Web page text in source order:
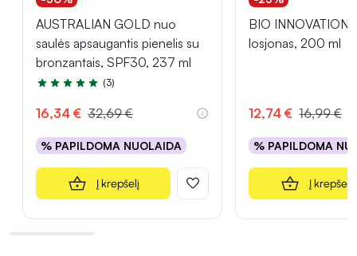
AUSTRALIAN GOLD nuo
saulės apsaugantis pienelis su
bronzantais, SPF30, 237 ml
Įvertinimas 5.0 iš 5
(3)
16,34 € 32,69 €
% PAPILDOMA NUOLAIDA
Į krepšelį
BIO INNOVATION
losjonas, 200 ml
12,74 € 16,99 €
% PAPILDOMA
Į krepšelį